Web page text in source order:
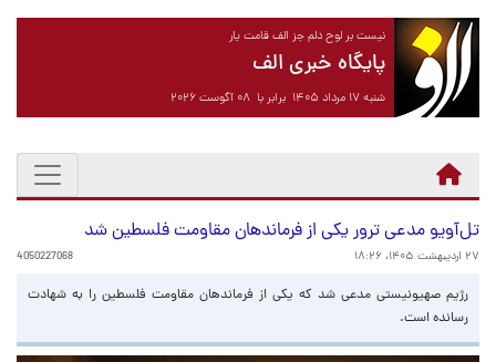
نیست بر لوح دلم جز الف قامت یار
پایگاه خبری الف
شنبه ۱۷ مرداد ۱۴۰۵ برابر با ۰۸ آگوست ۲۰۲۶
تل‌آویو مدعی ترور یکی از فرماندهان مقاومت فلسطین شد
۲۷ اردیبهشت ۱۴۰۵، ۱۸:۲۶ 4050227068
رژیم صهیونیستی مدعی شد که یکی از فرماندهان مقاومت فلسطین را به شهادت
رسانده است.